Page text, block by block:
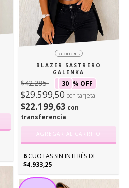
9 COLORES
BLAZER SASTRERO
GALENKA
$42.285 30 % OFF
$29.599,50 con tarjeta
$22.199,63 con
transferencia
AGREGAR AL CARRITO
6 CUOTAS SIN INTERÉS DE
$4.933,25